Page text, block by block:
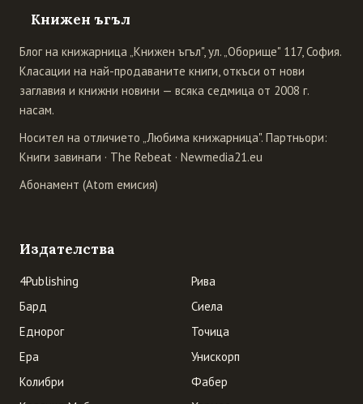
Книжен ъгъл
Блог на книжарница „Книжен ъгъл", ул. „Оборище" 117, София.
Класации на най-продаваните книги, откъси от нови
заглавия и книжни новини — всяка седмица от 2008 г.
насам.
Носител на отличието „Любима книжарница". Партньори:
Книги завинаги · The Rebeat · Newmedia21.eu
Абонамент (Atom емисия)
Издателства
4Publishing
Бард
Еднорог
Ера
Колибри
Рива
Сиела
Точица
Унискорп
Фабер